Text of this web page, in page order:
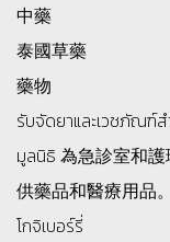
中藥
泰國草藥
藥物
รับจัดยาและเวชภัณฑ์
มูลนิธิ 為急診室和
供藥品和醫療用品。
โกจิเบอร์รี่